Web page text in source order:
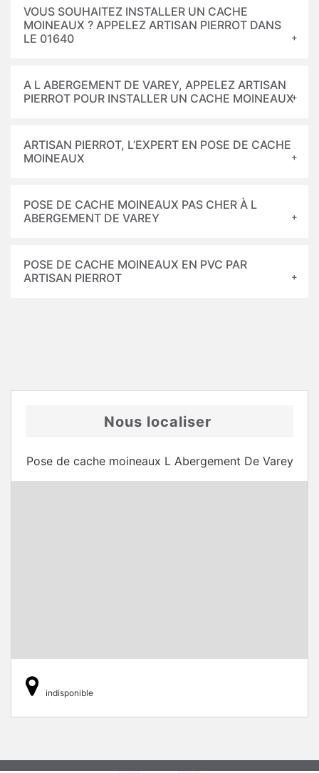
VOUS SOUHAITEZ INSTALLER UN CACHE
MOINEAUX ? APPELEZ ARTISAN PIERROT DANS
LE 01640
A L ABERGEMENT DE VAREY, APPELEZ ARTISAN
PIERROT POUR INSTALLER UN CACHE MOINEAUX
ARTISAN PIERROT, L’EXPERT EN POSE DE CACHE
MOINEAUX
POSE DE CACHE MOINEAUX PAS CHER À L
ABERGEMENT DE VAREY
POSE DE CACHE MOINEAUX EN PVC PAR
ARTISAN PIERROT
Nous localiser
Pose de cache moineaux L Abergement De Varey
indisponible